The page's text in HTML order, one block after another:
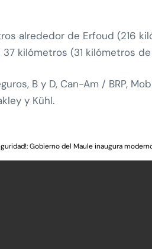
alrededor de Erfoud (216
kilómetros (31 kilómetros
B y D, Can-Am / BRP,
y Kühl.